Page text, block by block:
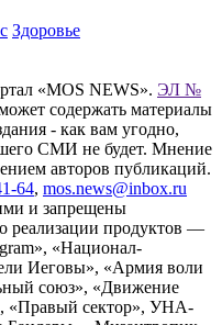
Здоровье
«MOS NEWS». ЭЛ №
содержать материалы
- как вам угодно,
СМИ не будет. Мнение
авторов публикаций.
64, mos.news@inbox.ru
и запрещены
реализации продуктов —
«Национал-
Иеговы», «Армия воли
союз», «Движение
«Правый сектор», УНА-